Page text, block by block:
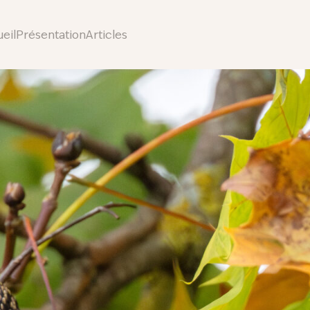
PrésentationArticles